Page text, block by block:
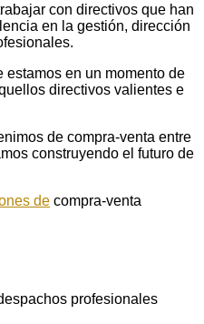
con directivos que han
en la gestión, dirección
estamos en un momento de
directivos valientes e
de compra-venta entre
construyendo el futuro de
de compra-venta
profesionales